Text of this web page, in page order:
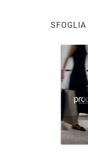
SFOGLIA